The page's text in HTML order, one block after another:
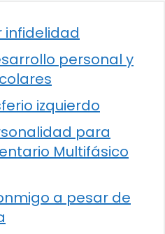
infidelidad
personal y
izquierdo
para
Multifásico
a pesar de